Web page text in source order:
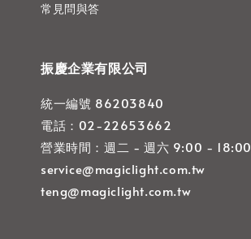
常見問與答
振慶企業有限公司
統一編號 86203840
電話：02-22653662
營業時間：週二 - 週六 9:00 - 18:00
service@magiclight.com.tw
teng@magiclight.com.tw